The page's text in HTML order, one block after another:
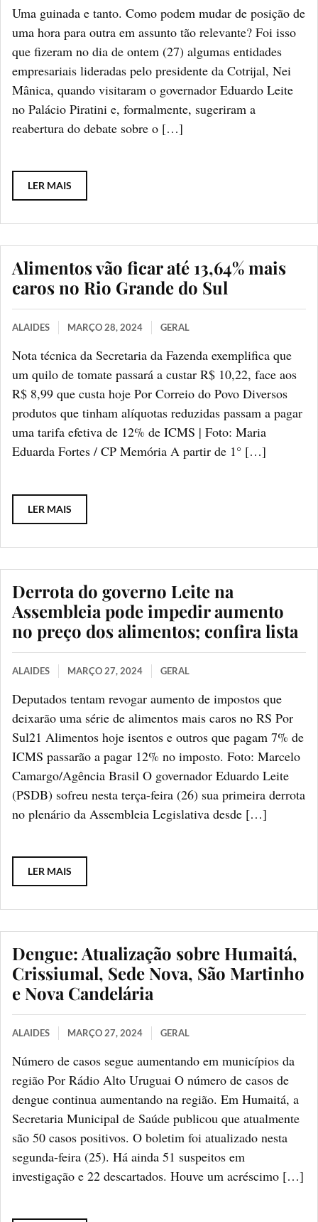
Uma guinada e tanto. Como podem mudar de posição de
uma hora para outra em assunto tão relevante? Foi isso
que fizeram no dia de ontem (27) algumas entidades
empresariais lideradas pelo presidente da Cotrijal, Nei
Mânica, quando visitaram o governador Eduardo Leite
no Palácio Piratini e, formalmente, sugeriram a
reabertura do debate sobre o […]
LER MAIS
Alimentos vão ficar até 13,64% mais
caros no Rio Grande do Sul
ALAIDES MARÇO 28, 2024 GERAL
Nota técnica da Secretaria da Fazenda exemplifica que
um quilo de tomate passará a custar R$ 10,22, face aos
R$ 8,99 que custa hoje Por Correio do Povo Diversos
produtos que tinham alíquotas reduzidas passam a pagar
uma tarifa efetiva de 12% de ICMS | Foto: Maria
Eduarda Fortes / CP Memória A partir de 1° […]
LER MAIS
Derrota do governo Leite na
Assembleia pode impedir aumento
no preço dos alimentos; confira lista
ALAIDES MARÇO 27, 2024 GERAL
Deputados tentam revogar aumento de impostos que
deixarão uma série de alimentos mais caros no RS Por
Sul21 Alimentos hoje isentos e outros que pagam 7% de
ICMS passarão a pagar 12% no imposto. Foto: Marcelo
Camargo/Agência Brasil O governador Eduardo Leite
(PSDB) sofreu nesta terça-feira (26) sua primeira derrota
no plenário da Assembleia Legislativa desde […]
LER MAIS
Dengue: Atualização sobre Humaitá,
Crissiumal, Sede Nova, São Martinho
e Nova Candelária
ALAIDES MARÇO 27, 2024 GERAL
Número de casos segue aumentando em municípios da
região Por Rádio Alto Uruguai O número de casos de
dengue continua aumentando na região. Em Humaitá, a
Secretaria Municipal de Saúde publicou que atualmente
são 50 casos positivos. O boletim foi atualizado nesta
segunda-feira (25). Há ainda 51 suspeitos em
investigação e 22 descartados. Houve um acréscimo […]